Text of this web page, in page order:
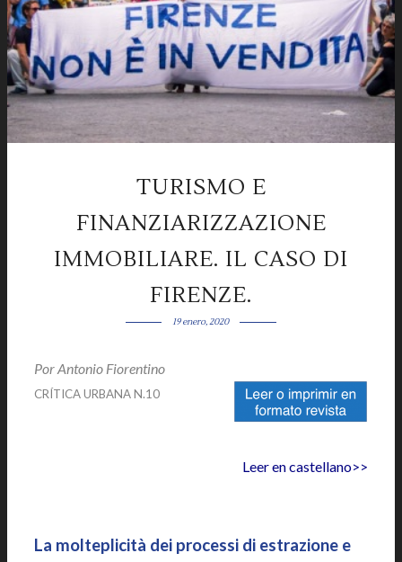
TURISMO E
FINANZIARIZZAZIONE
IMMOBILIARE. IL CASO DI
FIRENZE.
19 enero, 2020
Por Antonio Fiorentino
CRÍTICA URBANA N.10
Leer en castellano>>
La molteplicità dei processi di estrazione e